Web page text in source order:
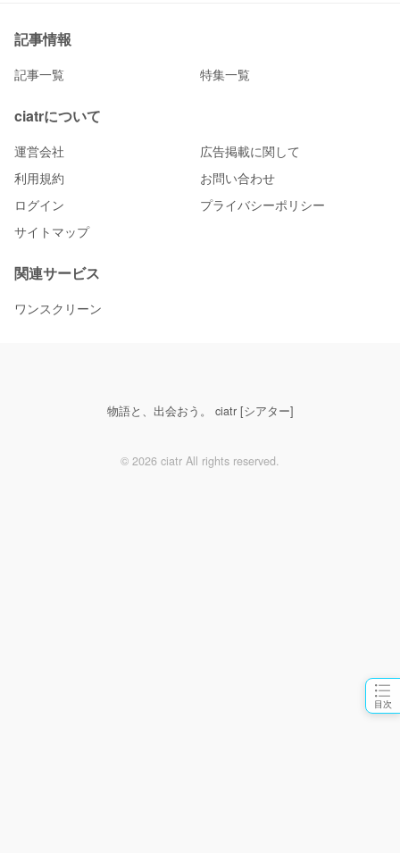
目次
記事情報
記事一覧 特集一覧
ciatrについて
運営会社
広告掲載に関して
利用規約
お問い合わせ
ログイン
プライバシーポリシー
サイトマップ
関連サービス
ワンスクリーン
物語と、出会おう。 ciatr [シアター]
© 2026 ciatr All rights reserved.